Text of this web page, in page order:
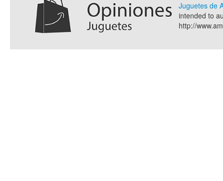
Juguetes de
intended to
http://